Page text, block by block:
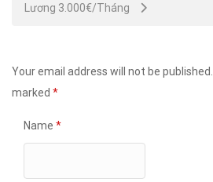
Lương 3.000€/Tháng
Your email address will not be published.
marked *
Name *